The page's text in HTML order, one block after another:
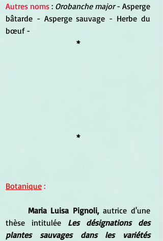
Autres noms : Orobanche major - Asperge
bâtarde - Asperge sauvage - Herbe du
bœuf -
*
*
Botanique :
Maria Luisa Pignoli, autrice d'une
thèse intitulée Les désignations des
plantes sauvages dans les variétés